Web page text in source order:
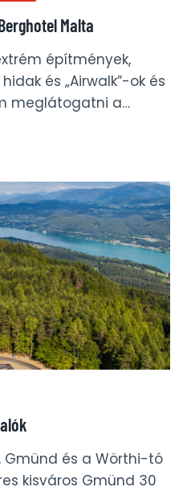
Malta
építmények,
és „Airwalk”-ok és
meglátogatni a…
Gmünd és a Wörthi-tó
kisváros Gmünd 30